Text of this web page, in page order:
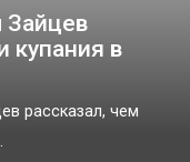
Зайцев
купания в
рассказал, чем